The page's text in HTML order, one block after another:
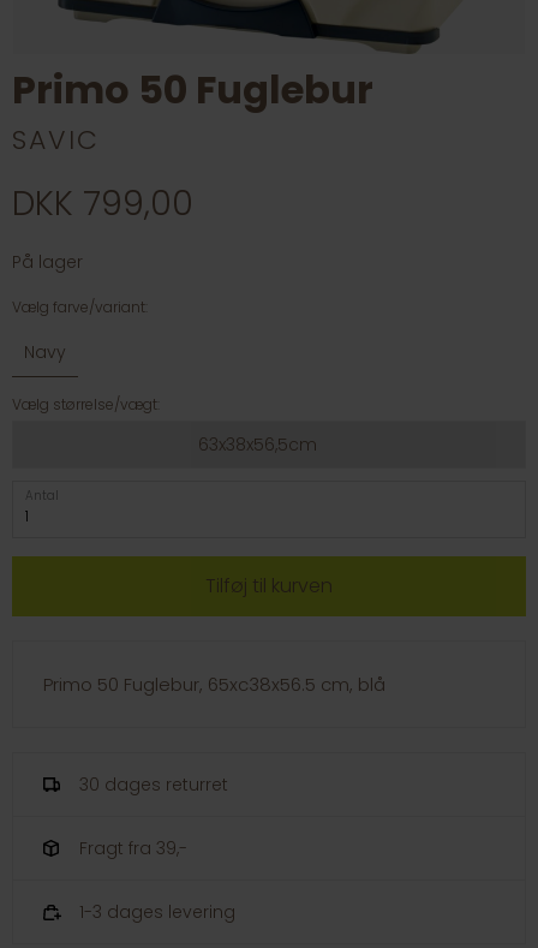
Primo 50 Fuglebur
SAVIC
DKK 799,00
På lager
Vælg farve/variant:
Navy
Vælg størrelse/vægt:
63x38x56,5cm
Antal
Primo 50 Fuglebur, 65xc38x56.5 cm, blå
30 dages returret
Fragt fra 39,-
1-3 dages levering